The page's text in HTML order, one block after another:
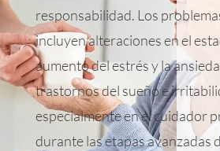
responsabilidad. Los
incluyen alteraciones en el
aumento del estrés y la
trastornos del sueño e
especialmente en el cuidador
durante las etapas avanzadas